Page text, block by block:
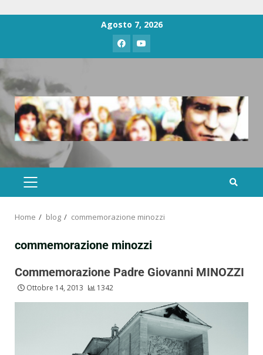
Agosto 7, 2026
Home blog commemorazione minozzi
commemorazione minozzi
Commemorazione Padre Giovanni MINOZZI
Ottobre 14, 2013 1342